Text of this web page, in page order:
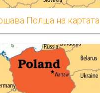
Полша на картата